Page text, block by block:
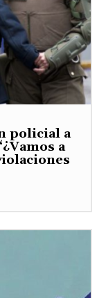
policial a
a